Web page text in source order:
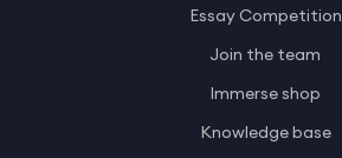
Essay Competition
Join the team
Immerse shop
Knowledge base